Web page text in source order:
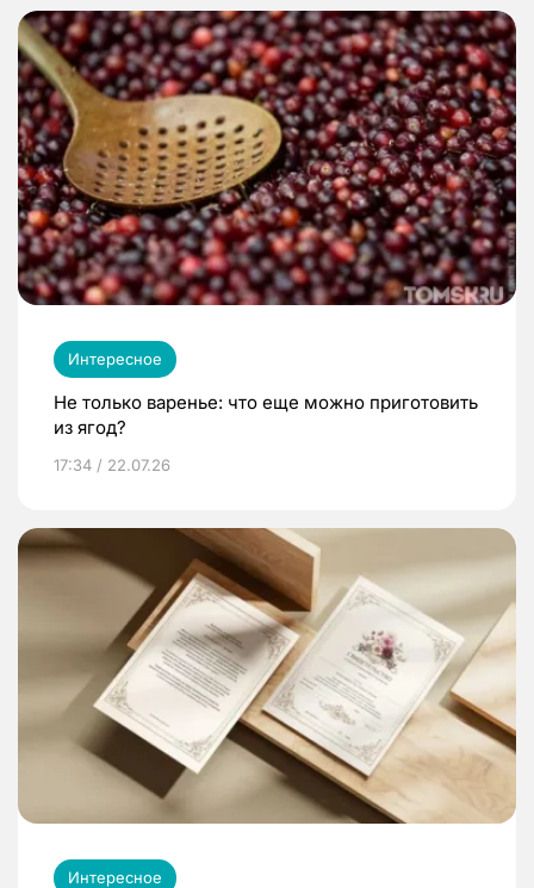
Интересное
Не только варенье: что еще можно приготовить
из ягод?
17:34 / 22.07.26
Интересное